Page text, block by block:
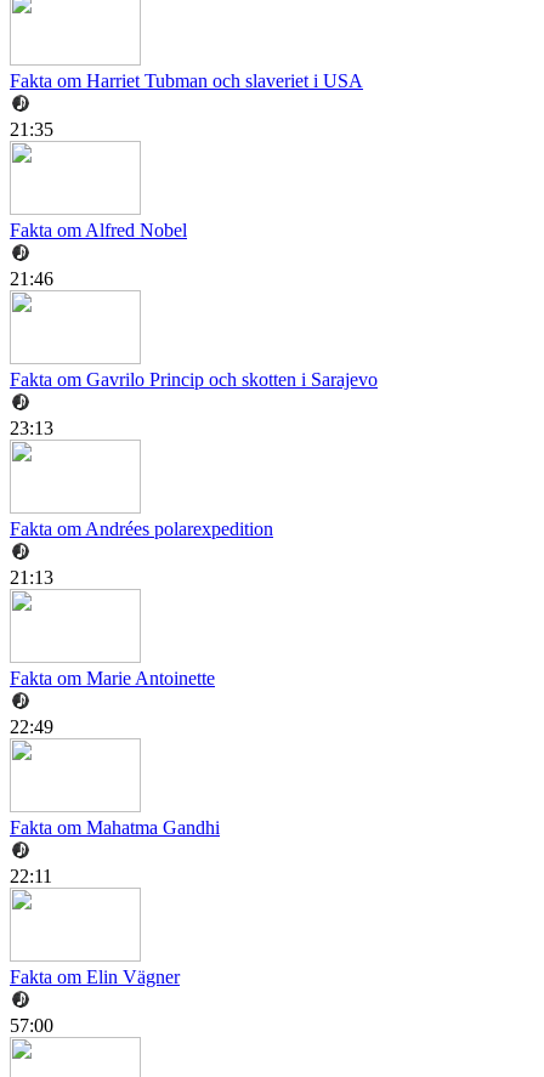
Fakta om Harriet Tubman och slaveriet i USA
21:35
Fakta om Alfred Nobel
21:46
Fakta om Gavrilo Princip och skotten i Sarajevo
23:13
Fakta om Andrées polarexpedition
21:13
Fakta om Marie Antoinette
22:49
Fakta om Mahatma Gandhi
22:11
Fakta om Elin Vägner
57:00